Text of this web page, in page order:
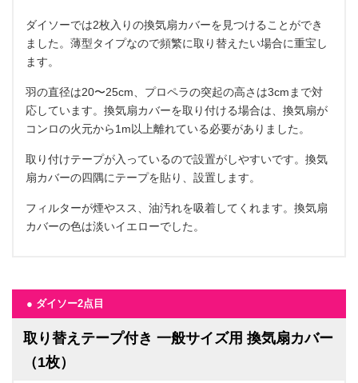
ダイソーでは2枚入りの換気扇カバーを見つけることができ
ました。薄型タイプなので頻繁に取り替えたい場合に重宝し
ます。
羽の直径は20〜25cm、プロペラの突起の高さは3cmまで対
応しています。換気扇カバーを取り付ける場合は、換気扇が
コンロの火元から1m以上離れている必要がありました。
取り付けテープが入っているので設置がしやすいです。換気
扇カバーの四隅にテープを貼り、設置します。
フィルターが煙やスス、油汚れを吸着してくれます。換気扇
カバーの色は淡いイエローでした。
● ダイソー2点目
取り替えテープ付き 一般サイズ用 換気扇カバー
（1枚）